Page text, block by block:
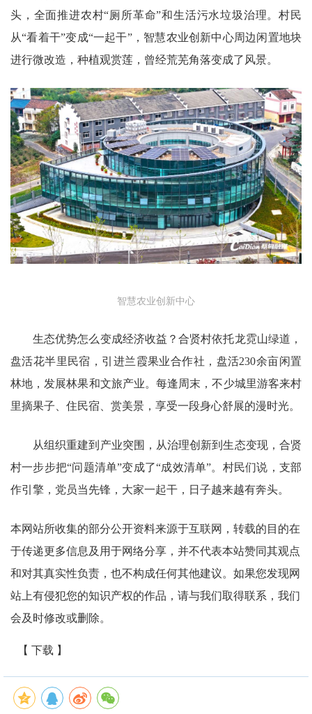
头，全面推进农村“厕所革命”和生活污水垃圾治理。村民
从“看着干”变成“一起干”，智慧农业创新中心周边闲置地块
进行微改造，种植观赏莲，曾经荒芜角落变成了风景。
智慧农业创新中心
生态优势怎么变成经济收益？合贤村依托龙霓山绿道，
盘活花半里民宿，引进兰霞果业合作社，盘活230余亩闲置
林地，发展林果和文旅产业。每逢周末，不少城里游客来村
里摘果子、住民宿、赏美景，享受一段身心舒展的漫时光。
从组织重建到产业突围，从治理创新到生态变现，合贤
村一步步把“问题清单”变成了“成效清单”。村民们说，支部
作引擎，党员当先锋，大家一起干，日子越来越有奔头。
本网站所收集的部分公开资料来源于互联网，转载的目的在
于传递更多信息及用于网络分享，并不代表本站赞同其观点
和对其真实性负责，也不构成任何其他建议。如果您发现网
站上有侵犯您的知识产权的作品，请与我们取得联系，我们
会及时修改或删除。
【 下载 】